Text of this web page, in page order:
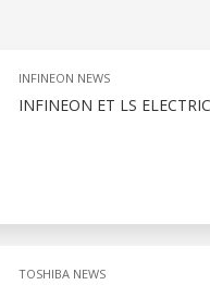
INFINEON NEWS
INFINEON ET LS
TOSHIBA NEWS